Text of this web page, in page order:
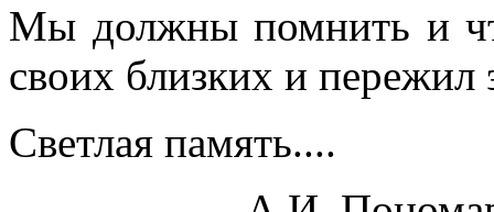
Мы должны помнить и
своих близких и
Светлая память....